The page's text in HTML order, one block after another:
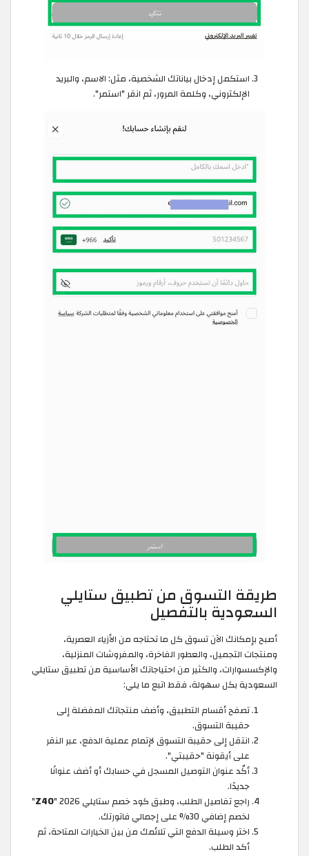
استكمل إدخال بياناتك الشخصية، مثل: الاسم، والبريد
الإلكتروني، وكلمة المرور، ثم انقر "استمر".
طريقة التسوق من تطبيق ستايلي
السعودية بالتفصيل
أصبح بإمكانك الآن تسوق كل ما تحتاجه من الأزياء العصرية،
ومنتجات التجميل، والعطور الفاخرة، والمفروشات المنزلية،
والإكسسوارات، والكثير من احتياجاتك الأساسية من تطبيق ستايلي
السعودية بكل سهولة، فقط اتبع ما يلي:
تصفح أقسام التطبيق، وأضف منتجاتك المفضلة إلى
حقيبة التسوق.
انتقل إلى حقيبة التسوق لإتمام عملية الدفع، عبر النقر
على أيقونة "حقيبتي".
أكّد عنوان التوصيل المسجل في حسابك أو أضف عنوانًا
جديدًا.
راجع تفاصيل الطلب، وطبق كود خصم ستايلي 2026 "
Z40
"
لخصم إضافي 30% على إجمالي فاتورتك.
اختر وسيلة الدفع التي تلائمك من بين الخيارات المتاحة، ثم
أكد الطلب.